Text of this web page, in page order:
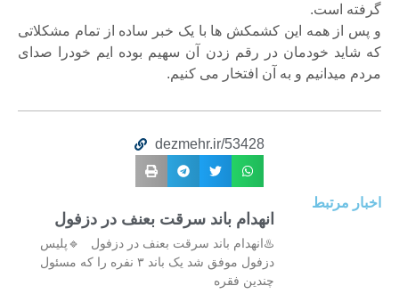
گرفته است.
و پس از همه این کشمکش ها با یک خبر ساده از تمام مشکلاتی
که شاید خودمان در رقم زدن آن سهیم بوده ایم خودرا صدای
مردم میدانیم و به آن افتخار می کنیم.
dezmehr.ir/53428
اخبار مرتبط
انهدام باند سرقت بعنف در دزفول
♨️انهدام باند سرقت بعنف در دزفول 🔹پلیس
دزفول موفق شد یک باند ۳ نفره را که مسئول
چندین فقره